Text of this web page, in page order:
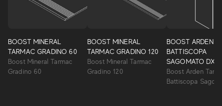
BOOST MINERAL
TARMAC GRADINO 60
Boost Mineral Tarmac
Gradino 60
BOOST MINERAL
TARMAC GRADINO 120
Boost Mineral Tarmac
Gradino 120
BOOST ARDEN
BATTISCOPA
SAGOMATO DX
Boost Arden
Battiscopa
Boost Mineral
Esencja wyjątkowego kamienia: Kolekcja Boost Mineral, o
delikatnych i subtelnych odcieniach, łączy w sobie
powierzchnie ceramiczne do wnętrz i na zewnątrz.